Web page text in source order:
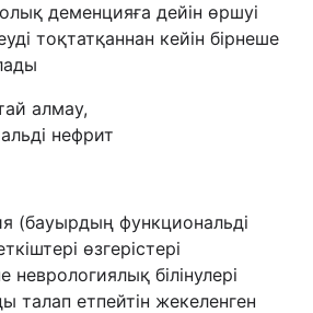
деменцияға дейін өршуі
тоқтатқаннан кейін бірнеше
алмау,
нефрит
(бауырдың функциональді
өзгерістері
білінулері
талап етпейтін жекеленген